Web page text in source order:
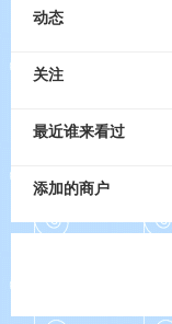
动态
关注
最近谁来看过
添加的商户